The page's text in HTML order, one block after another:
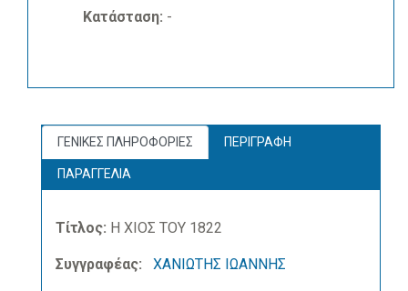
Κατάσταση: -
ΓΕΝΙΚΕΣ ΠΛΗΡΟΦΟΡΙΕΣ ΠΕΡΙΓΡΑΦΗ
ΠΑΡΑΓΓΕΛΙΑ
Τίτλος: Η ΧΙΟΣ ΤΟΥ 1822
Συγγραφέας: ΧΑΝΙΩΤΗΣ ΙΩΑΝΝΗΣ